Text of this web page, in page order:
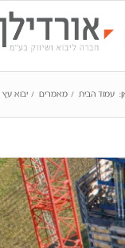
עמוד הבית / מאמרים / יבוא עץ